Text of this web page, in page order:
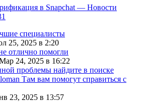
в Snapchat — Новости
специалисты
25, 2025 в 2:20
отлично помогли
24, 2025 в 16:22
проблемы найдите в поиске
Там вам помогут справиться с
23, 2025 в 13:57